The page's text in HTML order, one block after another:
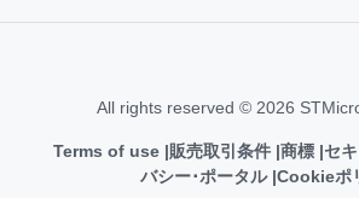
All rights reserved © 2026
Terms of use 販売取引条件 商標 セ
バシー･ポータル Cookieポ